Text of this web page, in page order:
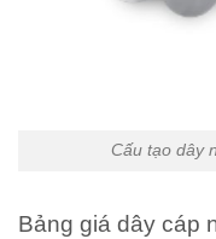
Cấu tạo dây
Bảng giá dây cáp